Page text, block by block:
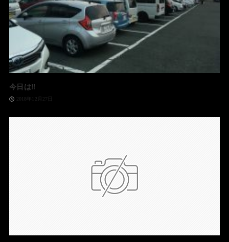
今日は‼️
2018年12月27日